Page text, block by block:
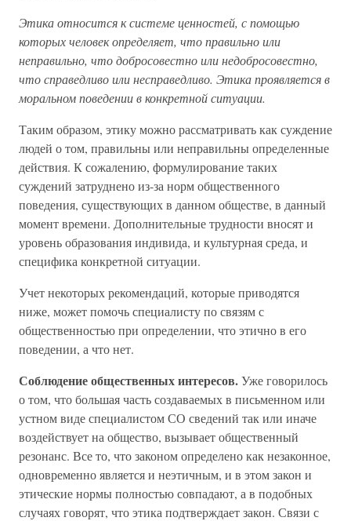
Этика относится к системе ценностей, с помощью
которых человек определяет, что правильно или
неправильно, что добросовестно или недобросовестно,
что справедливо или несправедливо. Этика проявляется в
моральном поведении в конкретной ситуации.
Таким образом, этику можно рассматривать как суждение
людей о том, правильны или неправильны определенные
действия. К сожалению, формулирование таких
суждений затруднено из-за норм общественного
поведения, существующих в данном обществе, в данный
момент времени. Дополнительные трудности вносят и
уровень образования индивида, и культурная среда, и
специфика конкретной ситуации.
Учет некоторых рекомендаций, которые приводятся
ниже, может помочь специалисту по связям с
общественностью при определении, что этично в его
поведении, а что нет.
Соблюдение общественных интересов.Уже говорилось
о том, что большая часть создаваемых в письменном или
устном виде специалистом СО сведений так или иначе
воздействует на общество, вызывает общественный
резонанс. Все то, что законом определено как незаконное,
одновременно является и неэтичным, и в этом закон и
этические нормы полностью совпадают, а в подобных
случаях говорят, что этика подтверждает закон. Связи с